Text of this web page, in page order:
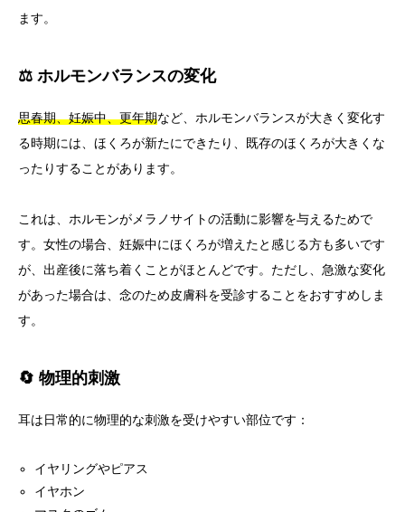
ます。
⚖️ ホルモンバランスの変化
思春期、妊娠中、更年期など、ホルモンバランスが大きく変化す
る時期には、ほくろが新たにできたり、既存のほくろが大きくな
ったりすることがあります。
これは、ホルモンがメラノサイトの活動に影響を与えるためで
す。女性の場合、妊娠中にほくろが増えたと感じる方も多いです
が、出産後に落ち着くことがほとんどです。ただし、急激な変化
があった場合は、念のため皮膚科を受診することをおすすめしま
す。
🔄 物理的刺激
耳は日常的に物理的な刺激を受けやすい部位です：
イヤリングやピアス
イヤホン